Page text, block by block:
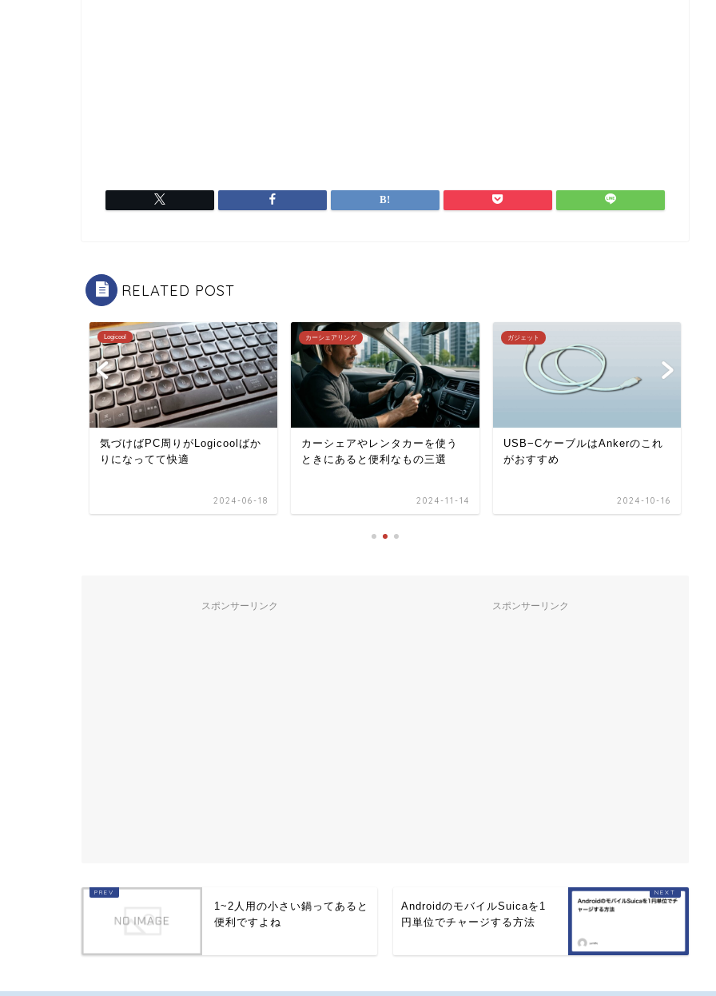
RELATED POST
Logicool
気づけばPC周りがLogicoolばか
りになってて快適
2024-06-18
カーシェアリング
カーシェアやレンタカーを使う
ときにあると便利なもの三選
2024-11-14
ガジェット
USB−CケーブルはAnkerのこれ
がおすすめ
2024-10-16
スポンサーリンク スポンサーリンク
1~2人用の小さい鍋ってあると
便利ですよね
AndroidのモバイルSuicaを1
円単位でチャージする方法